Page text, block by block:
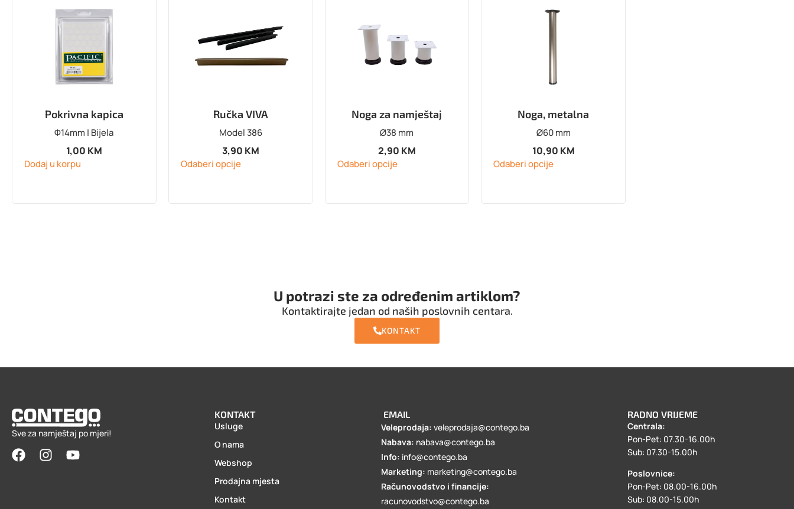
Pokrivna kapica
Φ14mm | Bijela
1,00 KM
Dodaj u korpu
Ručka VIVA
Model 386
3,90 KM
Odaberi opcije
Noga za namještaj
Ø38 mm
2,90 KM
Odaberi opcije
Noga, metalna
Ø60 mm
10,90 KM
Odaberi opcije
U potrazi ste za određenim artiklom?
Kontaktirajte jedan od naših poslovnih centara.
KONTAKT
Sve za namještaj po mjeri!
KONTAKT
Usluge
O nama
Webshop
Prodajna mjesta
Kontakt
EMAIL
Veleprodaja:veleprodaja@contego.ba
Nabava: nabava@contego.ba
Info: info@contego.ba
Marketing: marketing@contego.ba
Računovodstvo i financije:
racunovodstvo@contego.ba
RADNO VRIJEME
Centrala:
Pon-Pet: 07.30-16.00h
Sub: 07.30-15.00h
Poslovnice:
Pon-Pet: 08.00-16.00h
Sub: 08.00-15.00h